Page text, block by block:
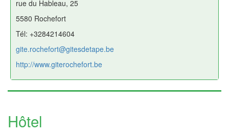
rue du Hableau, 25
5580 Rochefort
Tél: +3284214604
gite.rochefort@gitesdetape.be
http://www.giterochefort.be
Hôtel